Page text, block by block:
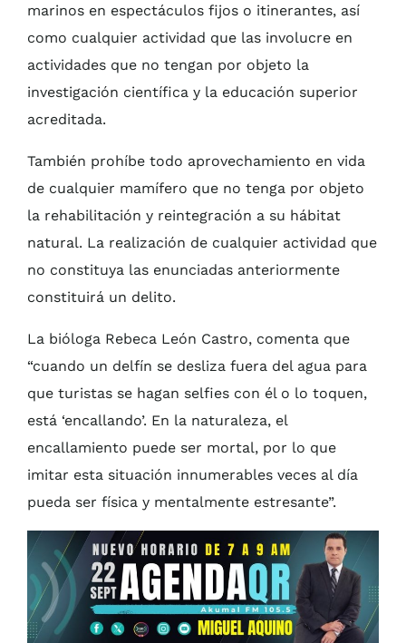
marinos en espectáculos fijos o itinerantes, así
como cualquier actividad que las involucre en
actividades que no tengan por objeto la
investigación científica y la educación superior
acreditada.
También prohíbe todo aprovechamiento en vida
de cualquier mamífero que no tenga por objeto
la rehabilitación y reintegración a su hábitat
natural. La realización de cualquier actividad que
no constituya las enunciadas anteriormente
constituirá un delito.
La bióloga Rebeca León Castro, comenta que
“cuando un delfín se desliza fuera del agua para
que turistas se hagan selfies con él o lo toquen,
está ‘encallando’. En la naturaleza, el
encallamiento puede ser mortal, por lo que
imitar esta situación innumerables veces al día
pueda ser física y mentalmente estresante”.